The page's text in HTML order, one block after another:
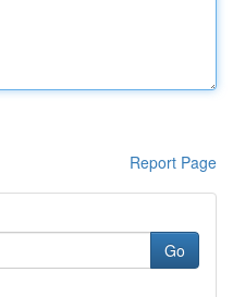
Report Page
Go